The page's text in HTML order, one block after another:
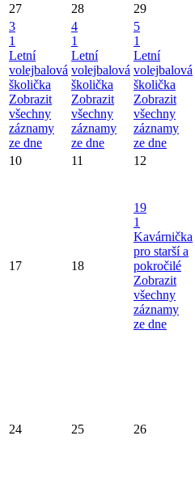
27
28 29
3
1
Letní
volejbalová
školička
Zobrazit
všechny
záznamy
ze dne
4
1
Letní
volejbalová
školička
Zobrazit
všechny
záznamy
ze dne
5
1
Letní
volejbalová
školička
Zobrazit
všechny
záznamy
ze dne
10 11 12
17 18
19
1
Kavárnička
pro starší a
pokročilé
Zobrazit
všechny
záznamy
ze dne
24 25 26